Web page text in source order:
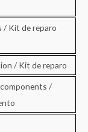
/ Kit de reparo
/ Kit de reparo
/